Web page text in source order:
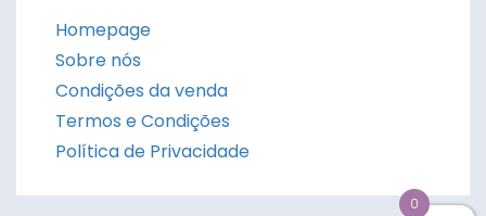
Homepage
Sobre nós
Condições da venda
Termos e Condições
Política de Privacidade
0